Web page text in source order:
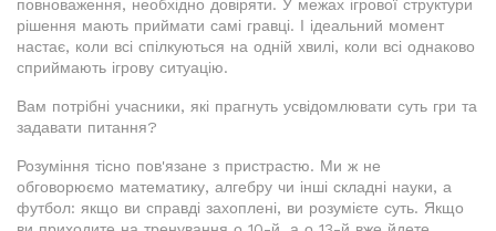
повноваження, необхідно довіряти. У межах ігрової структури
рішення мають приймати самі гравці. І ідеальний момент
настає, коли всі спілкуються на одній хвилі, коли всі однаково
сприймають ігрову ситуацію.
Вам потрібні учасники, які прагнуть усвідомлювати суть гри та
задавати питання?
Розуміння тісно пов'язане з пристрастю. Ми ж не
обговорюємо математику, алгебру чи інші складні науки, а
футбол: якщо ви справді захоплені, ви розумієте суть. Якщо